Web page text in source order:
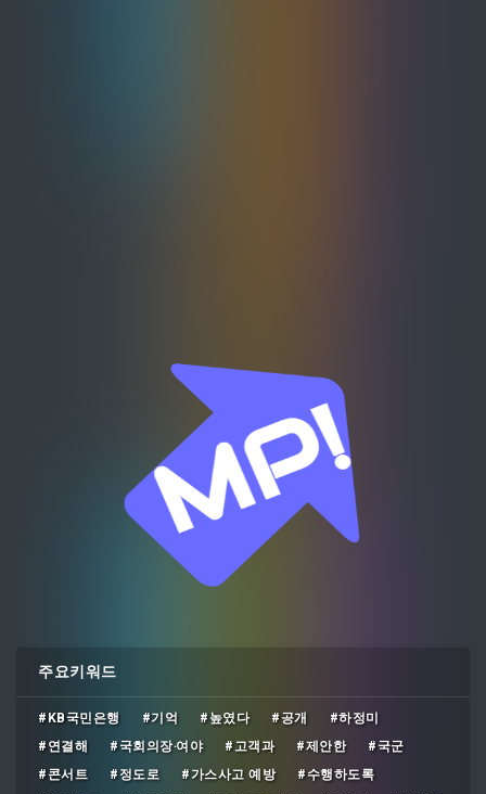
주요키워드
#KB국민은행 #기억 #높였다 #공개
#하정미
#연결해
#국회의장‧여야 #고객과 #제안한
#국군
#콘서트
#정도로 #가스사고 예방
#수행하도록